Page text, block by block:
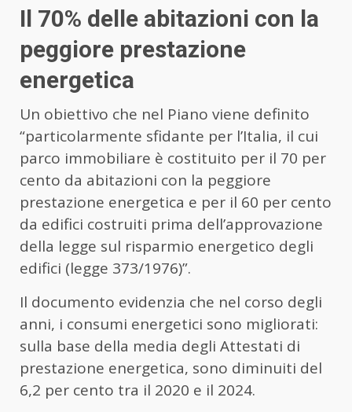
Il 70% delle abitazioni con la
peggiore prestazione
energetica
Un obiettivo che nel Piano viene definito
“particolarmente sfidante per l’Italia, il cui
parco immobiliare è costituito per il 70 per
cento da abitazioni con la peggiore
prestazione energetica e per il 60 per cento
da edifici costruiti prima dell’approvazione
della legge sul risparmio energetico degli
edifici (legge 373/1976)”.
Il documento evidenzia che nel corso degli
anni, i consumi energetici sono migliorati:
sulla base della media degli Attestati di
prestazione energetica, sono diminuiti del
6,2 per cento tra il 2020 e il 2024.